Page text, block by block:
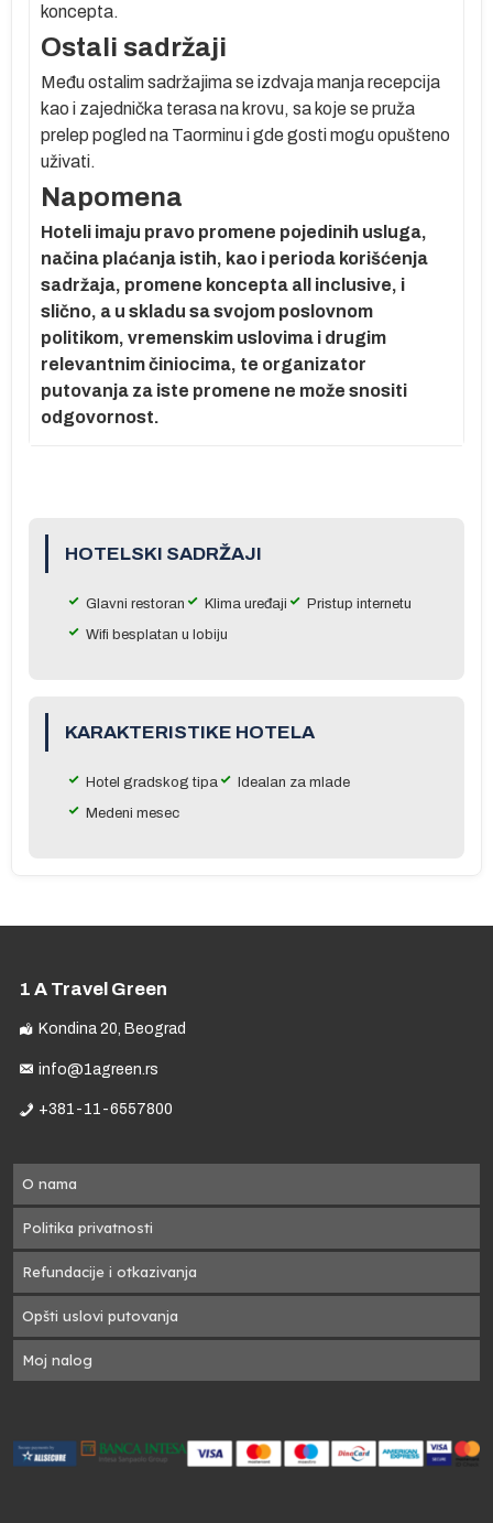
koncepta.
Ostali sadržaji
Među ostalim sadržajima se izdvaja manja recepcija
kao i zajednička terasa na krovu, sa koje se pruža
prelep pogled na Taorminui gde gosti mogu opušteno
uživati.
Napomena
Hoteli imaju pravo promene pojedinih usluga,
načina plaćanja istih, kao i perioda korišćenja
sadržaja, promene koncepta all inclusive, i
slično, a u skladu sa svojom poslovnom
politikom, vremenskim uslovima i drugim
relevantnim činiocima, te organizator
putovanja za iste promene ne može snositi
odgovornost.
HOTELSKI SADRŽAJI
Glavni restoran Klima uređaji
Pristup internetu
Wifi besplatan u lobiju
KARAKTERISTIKE HOTELA
Hotel gradskog tipa
Idealan za mlade
Medeni mesec
1 A Travel Green
Kondina 20, Beograd
info@1agreen.rs
+381-11-6557800
O nama
Politika privatnosti
Refundacije i otkazivanja
Opšti uslovi putovanja
Moj nalog